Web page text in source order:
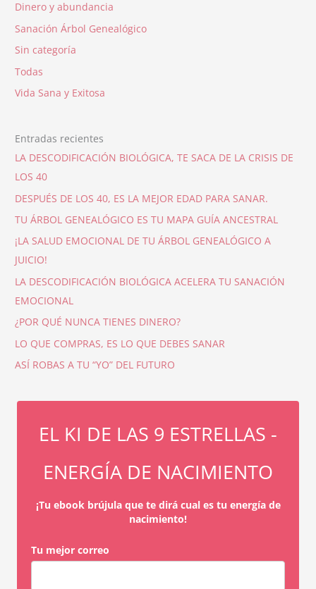
Dinero y abundancia
Sanación Árbol Genealógico
Sin categoría
Todas
Vida Sana y Exitosa
Entradas recientes
LA DESCODIFICACIÓN BIOLÓGICA, TE SACA DE LA CRISIS DE
LOS 40
DESPUÉS DE LOS 40, ES LA MEJOR EDAD PARA SANAR.
TU ÁRBOL GENEALÓGICO ES TU MAPA GUÍA ANCESTRAL
¡LA SALUD EMOCIONAL DE TU ÁRBOL GENEALÓGICO A
JUICIO!
LA DESCODIFICACIÓN BIOLÓGICA ACELERA TU SANACIÓN
EMOCIONAL
¿POR QUÉ NUNCA TIENES DINERO?
LO QUE COMPRAS, ES LO QUE DEBES SANAR
ASÍ ROBAS A TU “YO” DEL FUTURO
EL KI DE LAS 9 ESTRELLAS -
ENERGÍA DE NACIMIENTO
¡Tu ebook brújula que te dirá cual es tu energía de
nacimiento!
Tu mejor correo